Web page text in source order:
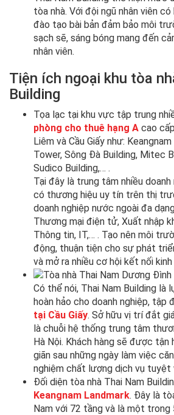
tòa nhà. Với đội ngũ nhân viên
đào tạo bài bản đảm bảo môi
sạch sẽ, sáng bóng mang đến
nhân viên.
Tiện ích ngoại khu tòa
Building
Tọa lạc tại khu vực tập trung
phòng cho thuê hạng A cao
Liêm và Cầu Giấy như:
Tower, Sông Đà Building, Mitec
Sudico Building,… .
Tại đây là trung tâm nhiều
có thương hiệu uy tín trên thị
doanh nghiệp nước ngoài đa
Thương mại điện tử, Xuất nhập
Thông tin, IT,… . Tạo nên môi
động, thuận tiện cho sự phát
và mở ra nhiều cơ hội kết nối
Có thể nói, Thai Nam Building là
hoàn hảo cho doanh nghiệp, tập
tại Cầu Giấy. Sở hữu vị trí đắt
là chuỗi hệ thống trung tâm
Hà Nội. Khách hàng sẽ được
giãn sau những ngày làm việc
nghiệm chất lượng dịch vụ tuyệt
Đối diện tòa nhà Thai Nam
Keangnam Landmark. Đây là
Nam với 72 tầng và là một